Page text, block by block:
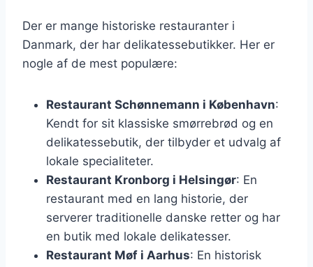
Der er mange historiske restauranter i
Danmark, der har delikatessebutikker. Her er
nogle af de mest populære:
Restaurant Schønnemann i København:
Kendt for sit klassiske smørrebrød og en
delikatessebutik, der tilbyder et udvalg af
lokale specialiteter.
Restaurant Kronborg i Helsingør: En
restaurant med en lang historie, der
serverer traditionelle danske retter og har
en butik med lokale delikatesser.
Restaurant Møf i Aarhus: En historisk